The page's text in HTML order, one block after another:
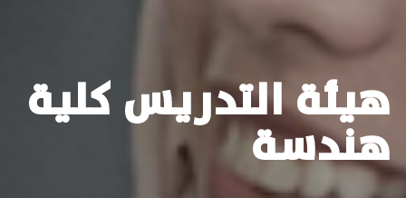
هيئة التدريس كلية
هندسة